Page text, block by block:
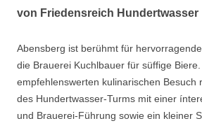
von Friedensreich Hundertwasser
Abensberg ist berühmt für
die Brauerei Kuchlbauer für süffige
empfehlenswerten kulinarischen Besuch
des Hundertwasser-Turms mit einer
und Brauerei-Führung sowie ein kleiner